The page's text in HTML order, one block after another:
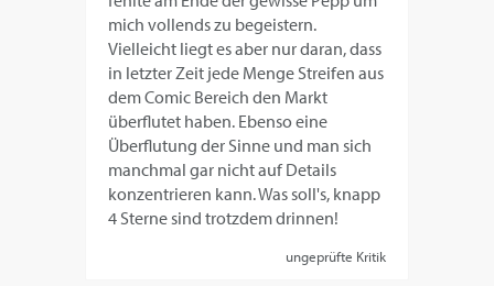
mich vollends zu begeistern.
Vielleicht liegt es aber nur daran, dass
in letzter Zeit jede Menge Streifen aus
dem Comic Bereich den Markt
überflutet haben. Ebenso eine
Überflutung der Sinne und man sich
manchmal gar nicht auf Details
konzentrieren kann. Was soll's, knapp
4 Sterne sind trotzdem drinnen!
ungeprüfte Kritik